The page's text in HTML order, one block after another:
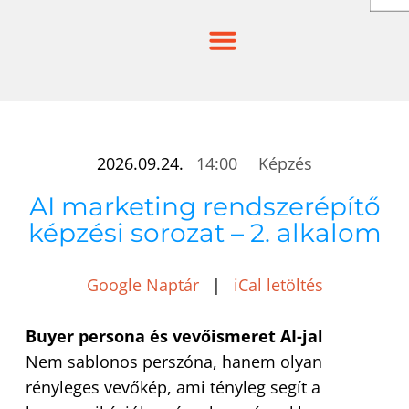
2026.09.24. 14:00 Képzés
AI marketing rendszerépítő
képzési sorozat – 2. alkalom
Google Naptár | iCal letöltés
Buyer persona és vevőismeret AI-jal
Nem sablonos perszóna, hanem olyan
rényleges vevőkép, ami tényleg segít a